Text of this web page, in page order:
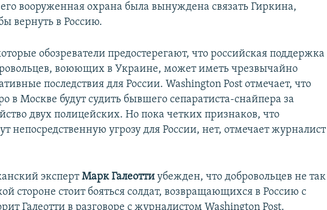
вооруженная охрана была вынуждена связать Гиркина,
вернуть в Россию.
обозреватели предостерегают, что российская поддержка
воюющих в Украине, может иметь чрезвычайно
последствия для России. Washington Post отмечает, что
в Москве будут судить бывшего сепаратиста-снайпера за
двух полицейских. Но пока четких признаков, что
непосредственную угрозу для России, нет, отмечает журналист
экспертМарк Галеотти убежден, что добровольцев не так
стороне стоит бояться солдат, возвращающихся в Россию с
Галеотти в разговоре с журналистом Washington Post.